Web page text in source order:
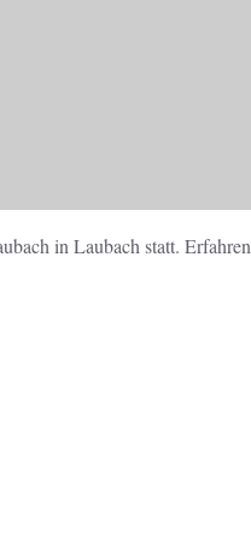
in Laubach statt. Erfahren